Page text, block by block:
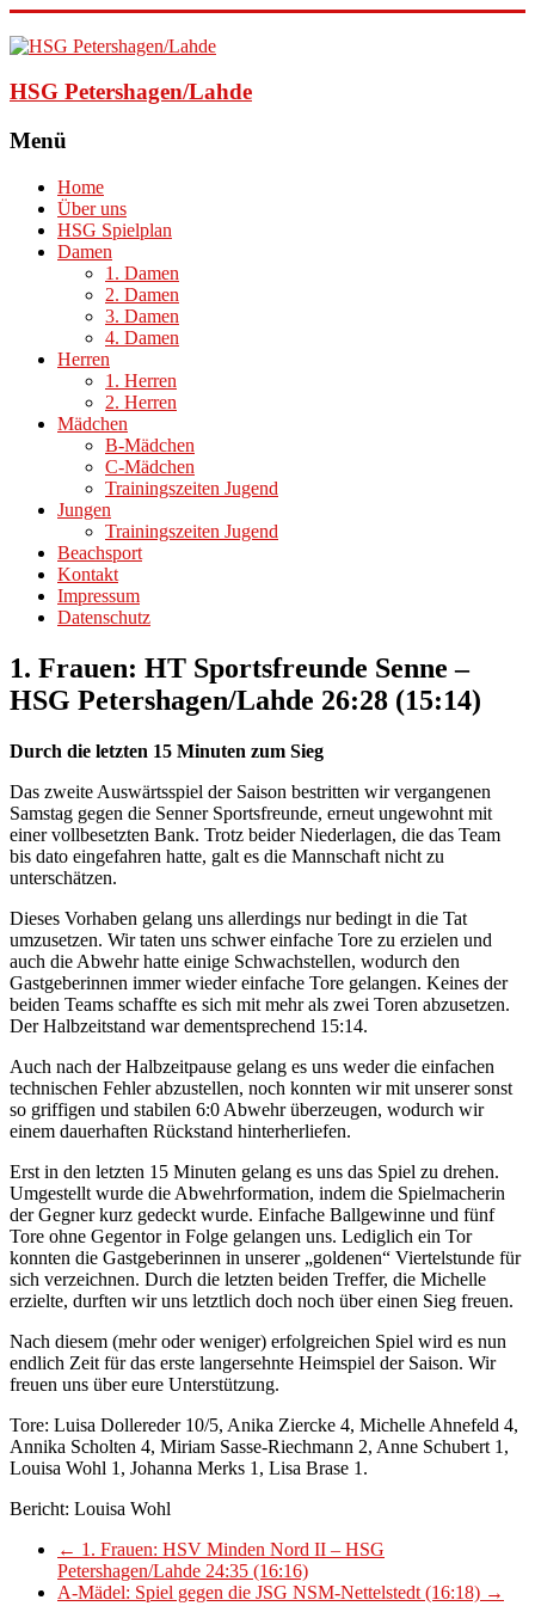
HSG Petershagen/Lahde
Menü
Home
Über uns
HSG Spielplan
Damen
1. Damen
2. Damen
3. Damen
4. Damen
Herren
1. Herren
2. Herren
Mädchen
B-Mädchen
C-Mädchen
Trainingszeiten Jugend
Jungen
Trainingszeiten Jugend
Beachsport
Kontakt
Impressum
Datenschutz
1. Frauen: HT Sportsfreunde Senne –
HSG Petershagen/Lahde 26:28 (15:14)
Durch die letzten 15 Minuten zum Sieg
Das zweite Auswärtsspiel der Saison bestritten wir vergangenen
Samstag gegen die Senner Sportsfreunde, erneut ungewohnt mit
einer vollbesetzten Bank. Trotz beider Niederlagen, die das Team
bis dato eingefahren hatte, galt es die Mannschaft nicht zu
unterschätzen.
Dieses Vorhaben gelang uns allerdings nur bedingt in die Tat
umzusetzen. Wir taten uns schwer einfache Tore zu erzielen und
auch die Abwehr hatte einige Schwachstellen, wodurch den
Gastgeberinnen immer wieder einfache Tore gelangen. Keines der
beiden Teams schaffte es sich mit mehr als zwei Toren abzusetzen.
Der Halbzeitstand war dementsprechend 15:14.
Auch nach der Halbzeitpause gelang es uns weder die einfachen
technischen Fehler abzustellen, noch konnten wir mit unserer sonst
so griffigen und stabilen 6:0 Abwehr überzeugen, wodurch wir
einem dauerhaften Rückstand hinterherliefen.
Erst in den letzten 15 Minuten gelang es uns das Spiel zu drehen.
Umgestellt wurde die Abwehrformation, indem die Spielmacherin
der Gegner kurz gedeckt wurde. Einfache Ballgewinne und fünf
Tore ohne Gegentor in Folge gelangen uns. Lediglich ein Tor
konnten die Gastgeberinnen in unserer „goldenen“ Viertelstunde für
sich verzeichnen. Durch die letzten beiden Treffer, die Michelle
erzielte, durften wir uns letztlich doch noch über einen Sieg freuen.
Nach diesem (mehr oder weniger) erfolgreichen Spiel wird es nun
endlich Zeit für das erste langersehnte Heimspiel der Saison. Wir
freuen uns über eure Unterstützung.
Tore: Luisa Dollereder 10/5, Anika Ziercke 4, Michelle Ahnefeld 4,
Annika Scholten 4, Miriam Sasse-Riechmann 2, Anne Schubert 1,
Louisa Wohl 1, Johanna Merks 1, Lisa Brase 1.
Bericht: Louisa Wohl
← 1. Frauen: HSV Minden Nord II – HSG
Petershagen/Lahde 24:35 (16:16)
A-Mädel: Spiel gegen die JSG NSM-Nettelstedt (16:18) →